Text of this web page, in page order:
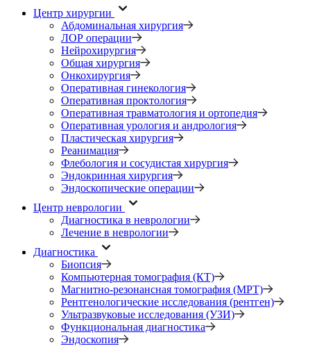
Центр хирургии
Абдоминальная хирургия
ЛОР операции
Нейрохирургия
Общая хирургия
Онкохирургия
Оперативная гинекология
Оперативная проктология
Оперативная травматология и ортопедия
Оперативная урология и андрология
Пластическая хирургия
Реанимация
Флебология и сосудистая хирургия
Эндокринная хирургия
Эндоскопические операции
Центр неврологии
Диагностика в неврологии
Лечение в неврологии
Диагностика
Биопсия
Компьютерная томография (КТ)
Магнитно-резонансная томография (МРТ)
Рентгенологические исследования (рентген)
Ультразвуковые исследования (УЗИ)
Функциональная диагностика
Эндоскопия